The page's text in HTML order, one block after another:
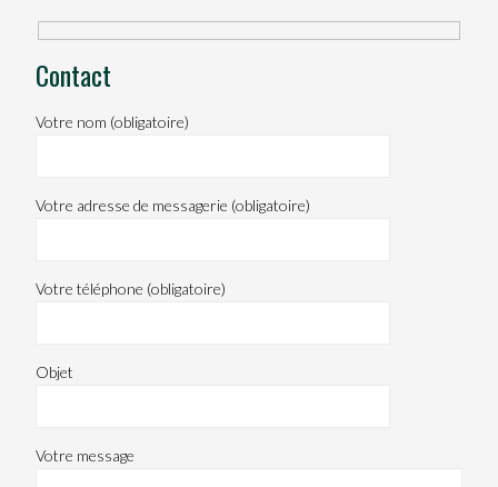
Contact
Votre nom (obligatoire)
Votre adresse de messagerie (obligatoire)
Votre téléphone (obligatoire)
Objet
Votre message